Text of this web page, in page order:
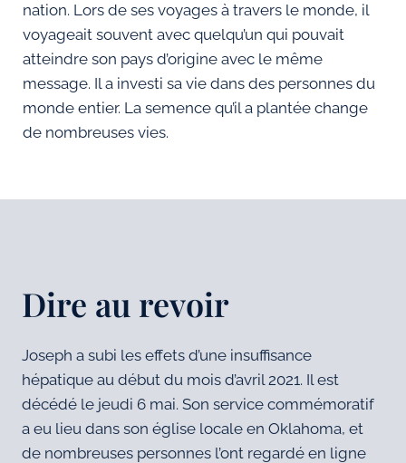
nation. Lors de ses voyages à travers le monde, il
voyageait souvent avec quelqu’un qui pouvait
atteindre son pays d’origine avec le même
message. Il a investi sa vie dans des personnes du
monde entier. La semence qu’il a plantée change
de nombreuses vies.
Dire au revoir
Joseph a subi les effets d’une insuffisance
hépatique au début du mois d’avril 2021. Il est
décédé le jeudi 6 mai. Son service commémoratif
a eu lieu dans son église locale en Oklahoma, et
de nombreuses personnes l’ont regardé en ligne